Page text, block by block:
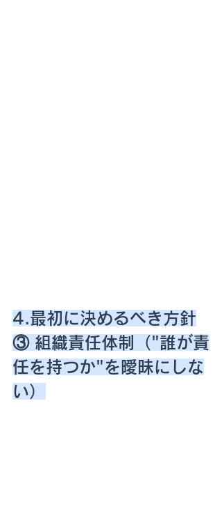
4.最初に決めるべき方針
③ 組織責任体制（"誰が責
任を持つか"を曖昧にしな
い）